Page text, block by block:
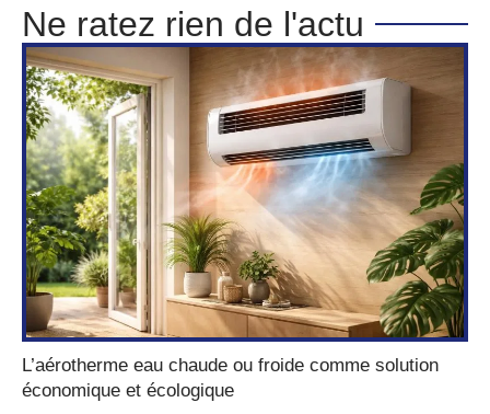
Ne ratez rien de l'actu
L’aérotherme eau chaude ou froide comme solution
économique et écologique